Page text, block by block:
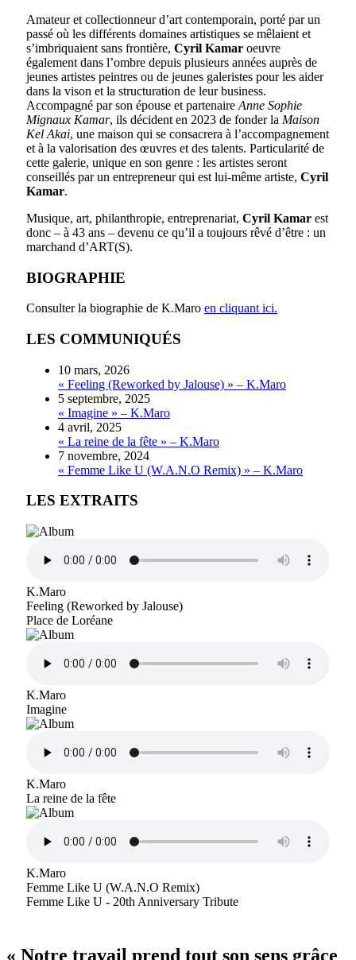
Amateur et collectionneur d’art contemporain, porté par un
passé où les différents domaines artistiques se mêlaient et
s’imbriquaient sans frontière, Cyril Kamar oeuvre
également dans l’ombre depuis plusieurs années auprès de
jeunes artistes peintres ou de jeunes galeristes pour les aider
dans la vison et la structuration de leur business.
Accompagné par son épouse et partenaire Anne Sophie
Mignaux Kamar, ils décident en 2023 de fonder la Maison
Kel Akai, une maison qui se consacrera à l’accompagnement
et à la valorisation des œuvres et des talents. Particularité de
cette galerie, unique en son genre : les artistes seront
conseillés par un entrepreneur qui est lui-même artiste, Cyril
Kamar.
Musique, art, philanthropie, entreprenariat, Cyril Kamar est
donc – à 43 ans – devenu ce qu’il a toujours rêvé d’être : un
marchand d’ART(S).
BIOGRAPHIE
Consulter la biographie de K.Maro en cliquant ici.
LES COMMUNIQUÉS
10 mars, 2026
« Feeling (Reworked by Jalouse) » – K.Maro
5 septembre, 2025
« Imagine » – K.Maro
4 avril, 2025
« La reine de la fête » – K.Maro
7 novembre, 2024
« Femme Like U (W.A.N.O Remix) » – K.Maro
LES EXTRAITS
K.Maro
Feeling (Reworked by Jalouse)
Place de Loréane
K.Maro
Imagine
K.Maro
La reine de la fête
K.Maro
Femme Like U (W.A.N.O Remix)
Femme Like U - 20th Anniversary Tribute
« Notre travail prend tout son sens grâce